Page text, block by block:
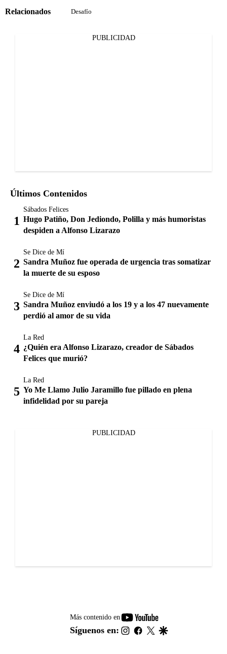
Relacionados Desafío
PUBLICIDAD
Últimos Contenidos
Sábados Felices
Hugo Patiño, Don Jediondo, Polilla y más humoristas
despiden a Alfonso Lizarazo
Se Dice de Mí
Sandra Muñoz fue operada de urgencia tras somatizar
la muerte de su esposo
Se Dice de Mí
Sandra Muñoz enviudó a los 19 y a los 47 nuevamente
perdió al amor de su vida
La Red
¿Quién era Alfonso Lizarazo, creador de Sábados
Felices que murió?
La Red
Yo Me Llamo Julio Jaramillo fue pillado en plena
infidelidad por su pareja
PUBLICIDAD
Más contenido en
youtube-
footer
Síguenos en: instagram
facebook
twitter